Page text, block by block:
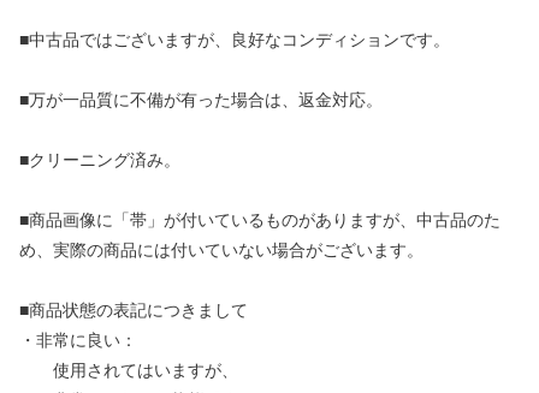
■中古品ではございますが、良好なコンディションです。
■万が一品質に不備が有った場合は、返金対応。
■クリーニング済み。
■商品画像に「帯」が付いているものがありますが、中古品のた
め、実際の商品には付いていない場合がございます。
■商品状態の表記につきまして
・非常に良い：
使用されてはいますが、